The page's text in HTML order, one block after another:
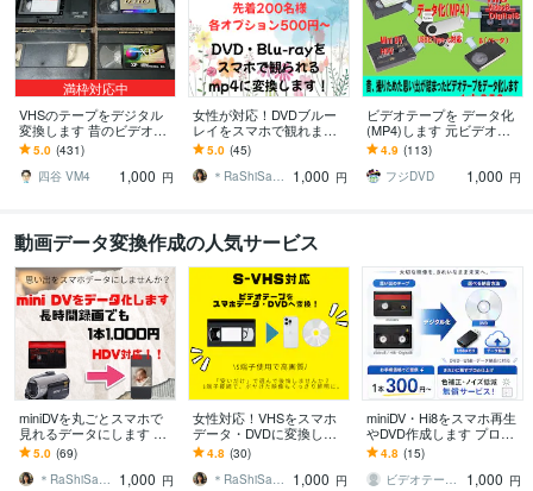
満枠対応中
VHSのテープをデジタル
変換します 昔のビデオを
スマホやDVDプレーヤー
で。簡易カビ除去対応
5.0 (431)
四谷 VM4
1,000 円
女性が対応！DVDブルー
レイをスマホで観れます
オプション半額、DVDBlu-
rayをスマホデータに変換
5.0 (45)
＊RaShiSa＊動画変換・HP作成
1,000 円
ビデオテープを データ化
(MP4)します 元ビデオテ
ープ1本分、データ化の価
格です
4.9 (113)
フジDVD
1,000 円
動画データ変換作成の人気サービス
miniDVを丸ごとスマホで
見れるデータにします 【1
本一律1000円】時間制限
なし！miniDVをmp4変換
5.0 (69)
＊RaShiSa＊動画変換・HP作成
1,000 円
女性対応！VHSをスマホ
データ・DVDに変換しま
す 【1本一律1000円】時
間制限無し！S端子接続で
デジタル化
4.8 (30)
＊RaShiSa＊動画変換・HP作成
1,000 円
miniDV・Hi8をスマホ再生
やDVD作成します プロ用
機器で高画質！digital8、Vi
deo8も対応！
4.8 (15)
ビデオテープ専門店
1,000 円